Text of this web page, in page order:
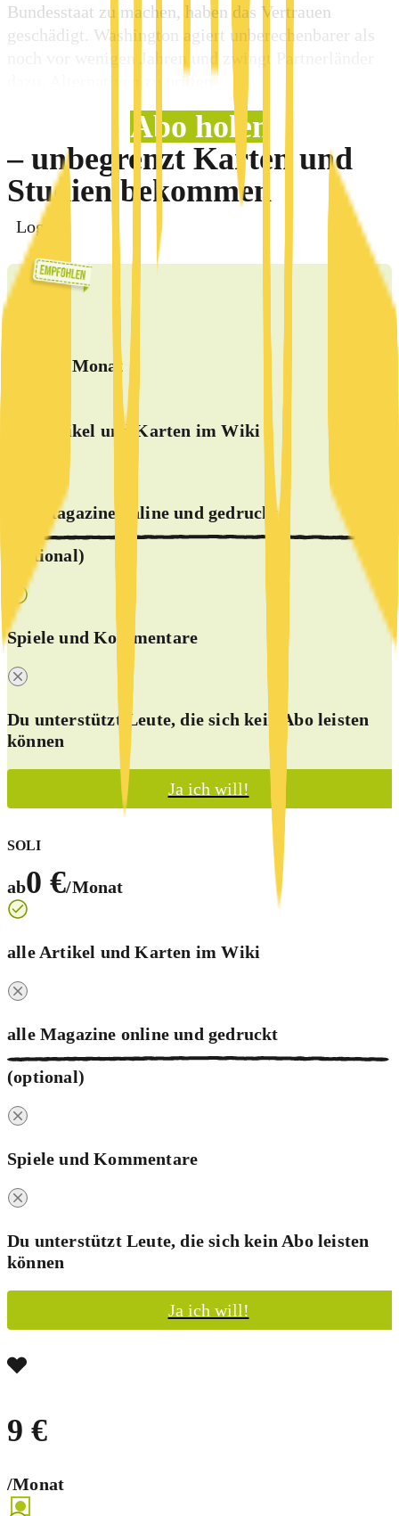
Bundesstaat zu machen, haben das Vertrauen
geschädigt. Washington agiert unberechenbarer als
noch vor wenigen Jahren und zwingt Partnerländer
dazu, Alternativen zu prüfen
Abo holen
– unbegrenzt Karten und
Studien bekommen
SOLI
ab0 €/Monat
alle Artikel und Karten im Wiki
alle Magazine online und gedruckt
(optional)
Spiele und Kommentare
Du unterstützt Leute, die sich kein Abo leisten
können
Ja ich will!
/Monat
alle Artikel und Karten im Wiki
alle Magazine online und gedruckt
(optional)
Spiele und Kommentare
Du unterstützt Leute, die sich kein Abo leisten
können
Ja ich will!
9 €
/Monat
Login